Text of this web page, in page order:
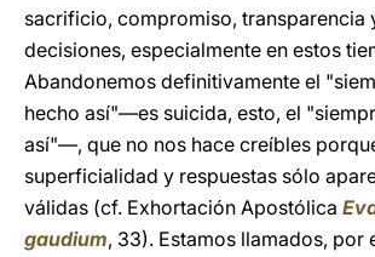
sacrificio, compromiso, transparencia
decisiones, especialmente en estos
Abandonemos definitivamente el
hecho así"—es suicida, esto, el
así"—, que no nos hace creíbles
superficialidad y respuestas sólo
válidas (cf. Exhortación Apostólica
gaudium, 33). Estamos llamados, por